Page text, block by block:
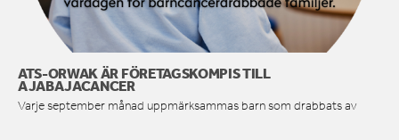
ATS-ORWAK ÄR FÖRETAGSKOMPIS TILL
AJABAJACANCER
Varje september månad uppmärksammas barn som drabbats av